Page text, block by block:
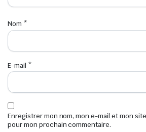
Nom *
E-mail *
Enregistrer mon nom, mon e-mail et mon
pour mon prochain commentaire.